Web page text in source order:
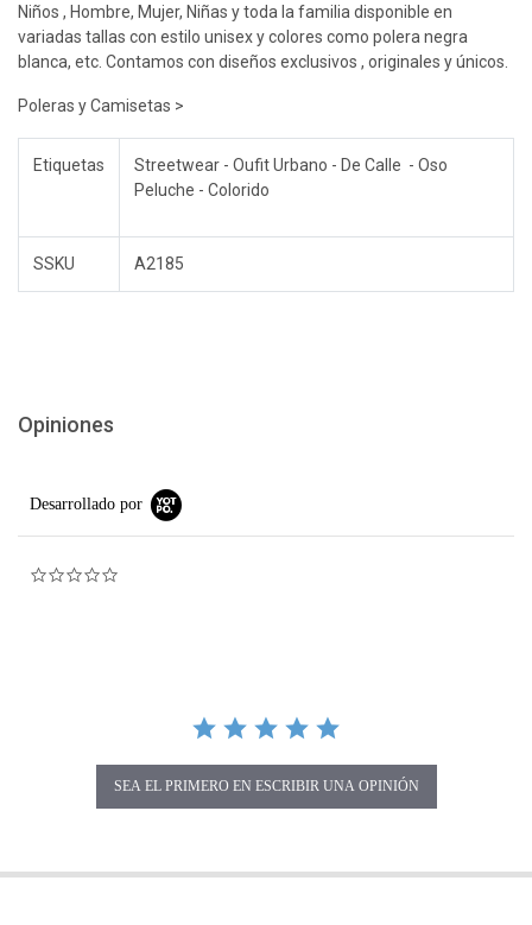
Niños , Hombre, Mujer, Niñas y toda la familia disponible en
variadas tallas con estilo unisex y colores como polera negra
blanca, etc. Contamos con diseños exclusivos , originales y únicos.
Poleras y Camisetas >
Etiquetas
Streetwear - Oufit Urbano - De Calle - Oso
Peluche - Colorido
SSKU A2185
Opiniones
Desarrollado por
SEA EL PRIMERO EN ESCRIBIR UNA OPINIÓN